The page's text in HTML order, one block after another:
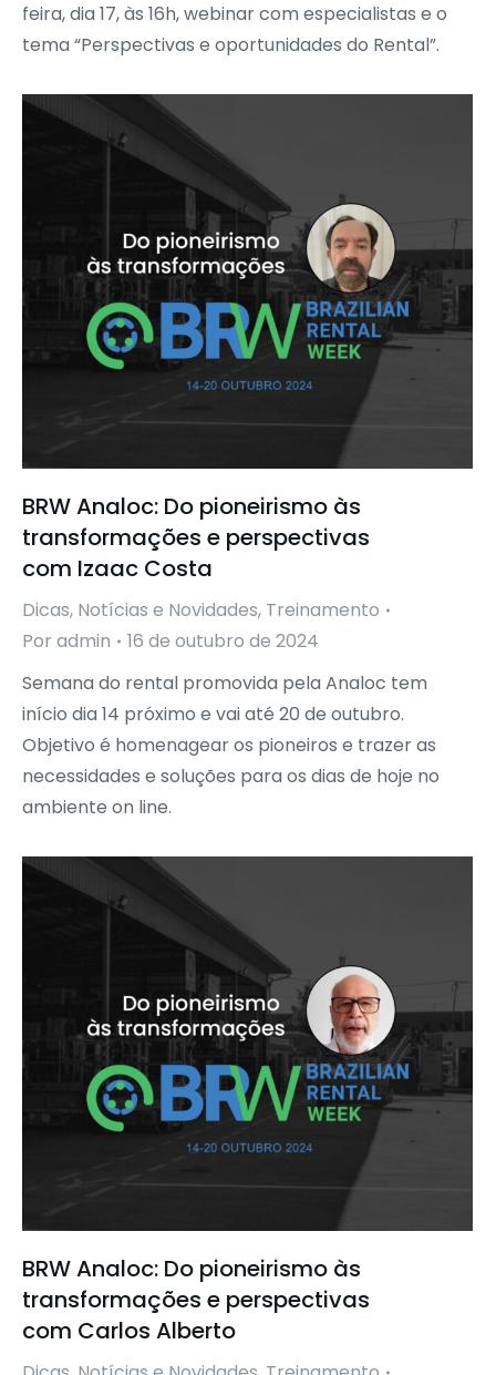
feira, dia 17, às 16h, webinar com especialistas e o
tema “Perspectivas e oportunidades do Rental”.
BRW Analoc: Do pioneirismo às
transformações e perspectivas
com Izaac Costa
Dicas, Notícias e Novidades, Treinamento
Por admin
16 de outubro de 2024
Semana do rental promovida pela Analoc tem
início dia 14 próximo e vai até 20 de outubro.
Objetivo é homenagear os pioneiros e trazer as
necessidades e soluções para os dias de hoje no
ambiente on line.
BRW Analoc: Do pioneirismo às
transformações e perspectivas
com Carlos Alberto